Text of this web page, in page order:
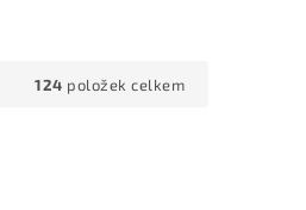
124 položek celkem